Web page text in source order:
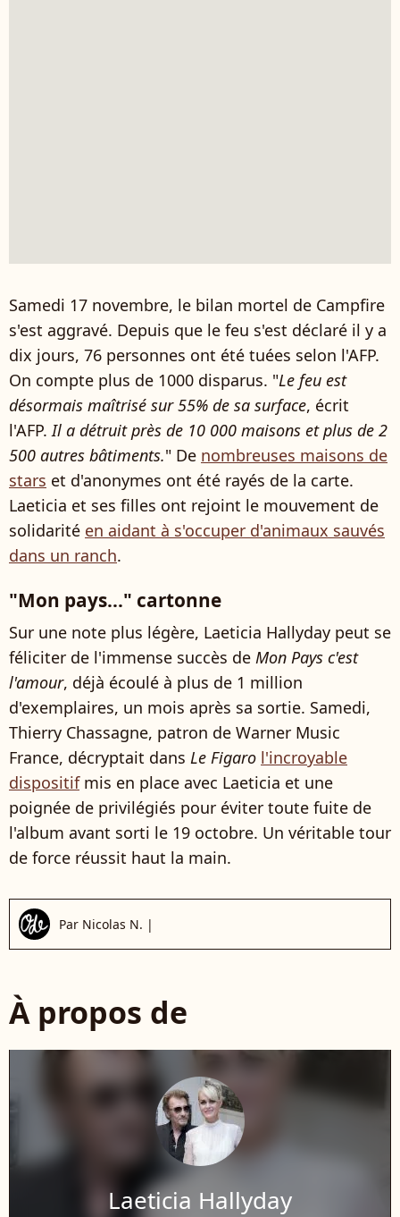
Samedi 17 novembre, le bilan mortel de Campfire
s'est aggravé. Depuis que le feu s'est déclaré il y a
dix jours, 76 personnes ont été tuées selon l'AFP.
On compte plus de 1000 disparus. "Le feu est
désormais maîtrisé sur 55% de sa surface, écrit
l'AFP. Il a détruit près de 10 000 maisons et plus de 2
500 autres bâtiments." De nombreuses maisons de
stars et d'anonymes ont été rayés de la carte.
Laeticia et ses filles ont rejoint le mouvement de
solidarité en aidant à s'occuper d'animaux sauvés
dans un ranch.
"Mon pays..." cartonne
Sur une note plus légère, Laeticia Hallyday peut se
féliciter de l'immense succès de Mon Pays c'est
l'amour, déjà écoulé à plus de 1 million
d'exemplaires, un mois après sa sortie. Samedi,
Thierry Chassagne, patron de Warner Music
France, décryptait dans Le Figaro l'incroyable
dispositifmis en place avec Laeticia et une
poignée de privilégiés pour éviter toute fuite de
l'album avant sorti le 19 octobre. Un véritable tour
de force réussit haut la main.
Par Nicolas N. |
À propos de
Laeticia Hallyday